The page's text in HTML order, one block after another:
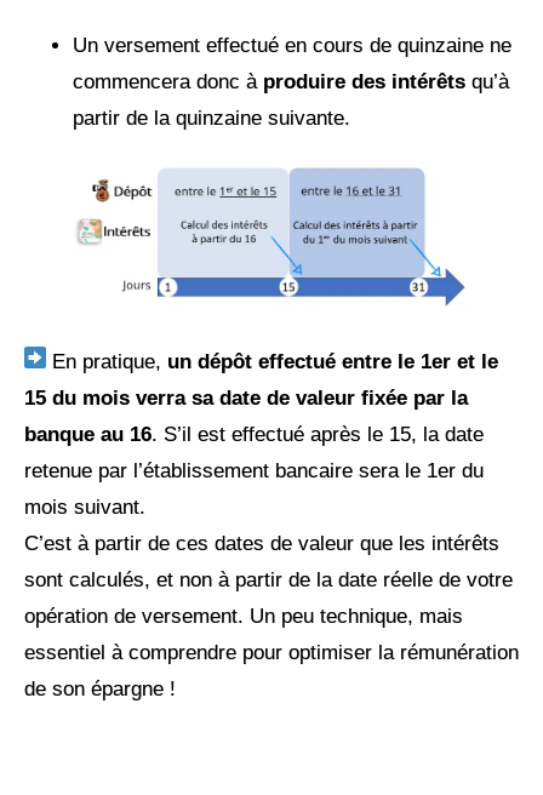
Un versement effectué en cours de quinzaine ne
commencera donc à produire des intérêts qu’à
partir de la quinzaine suivante.
En pratique, un dépôt effectué entre le 1er et le
15 du mois verra sa date de valeur fixée par la
banque au 16. S’il est effectué après le 15, la date
retenue par l’établissement bancaire sera le 1er du
mois suivant.
C’est à partir de ces dates de valeur que les intérêts
sont calculés, et non à partir de la date réelle de votre
opération de versement. Un peu technique, mais
essentiel à comprendre pour optimiser la rémunération
de son épargne !